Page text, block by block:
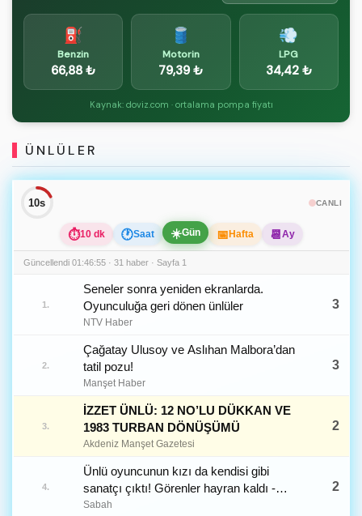
⛽
Benzin
66,88 ₺
🛢️
Motorin
79,39 ₺
💨
LPG
34,42 ₺
Kaynak: doviz.com · ortalama pompa fiyatı
ÜNLÜLER
10s
⏱10 dk 🕐Saat ☀️Gün 📅 Hafta 📆 Ay
CANLI
Güncellendi 01:46:55 · 31 haber · Sayfa 1
1.
Seneler sonra yeniden ekranlarda.
Oyunculuğa geri dönen ünlüler
NTV Haber
3
2.
Çağatay Ulusoy ve Aslıhan Malbora’dan
tatil pozu!
Manşet Haber
3
3.
İZZET ÜNLÜ: 12 NO’LU DÜKKAN VE
1983 TURBAN DÖNÜŞÜMÜ
Akdeniz Manşet Gazetesi
2
4.
Ünlü oyuncunun kızı da kendisi gibi
sanatçı çıktı! Görenler hayran kaldı -
Galeri - Trend Magazin
Sabah
2